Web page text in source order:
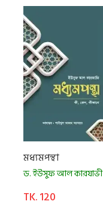
মধ্যমপন্থা
ড. ইউসুফ আল কারযাভী
TK. 120